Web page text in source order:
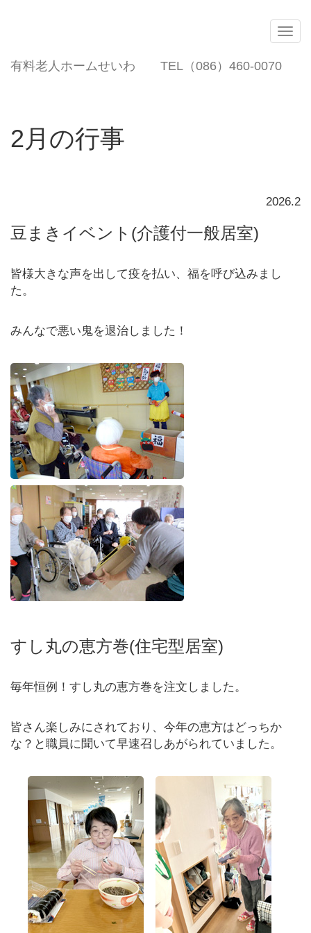
有料老人ホームせいわ TEL（086）460-0070
2月の行事
2026.2
豆まきイベント(介護付一般居室)
皆様大きな声を出して疫を払い、福を呼び込みまし
た。
みんなで悪い鬼を退治しました！
すし丸の恵方巻(住宅型居室)
毎年恒例！すし丸の恵方巻を注文しました。
皆さん楽しみにされており、今年の恵方はどっちか
な？と職員に聞いて早速召しあがられていました。